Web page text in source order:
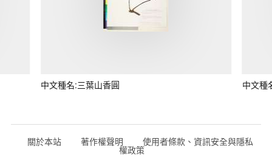
中文種名:三葉山香圓 中文種
關於本站 著作權聲明 使用者條款、資訊安全與隱私
權政策